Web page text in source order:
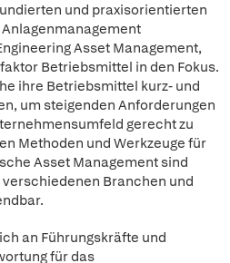
und praxisorientierten
Asset Management,
Betriebsmittel in den Fokus.
ihre Betriebsmittel kurz- und
um steigenden Anforderungen
gerecht zu
Methoden und Werkzeuge für
Asset Management sind
Branchen und
an Führungskräfte und
für das